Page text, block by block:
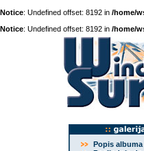
Notice: Undefined offset: 8192 in /home/
Notice: Undefined offset: 8192 in /home/
Popis albuma